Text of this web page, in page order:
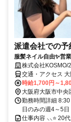
派遣会社での
服髪ネイル自由✨営
株式会社KOSMO/
交通・アクセス
時給1,700円～
大阪府大阪市中央
勤務時間詳細
日のみの週4～5日
仕事内容 ⸜⸜⭐ 20